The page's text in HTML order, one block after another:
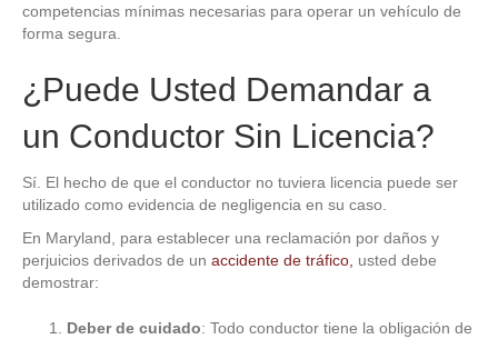
competencias mínimas necesarias para operar un vehículo de
forma segura.
¿Puede Usted Demandar a
un Conductor Sin Licencia?
Sí. El hecho de que el conductor no tuviera licencia puede ser
utilizado como evidencia de negligencia en su caso.
En Maryland, para establecer una reclamación por daños y
perjuicios derivados de un accidente de tráfico, usted debe
demostrar:
Deber de cuidado: Todo conductor tiene la obligación de